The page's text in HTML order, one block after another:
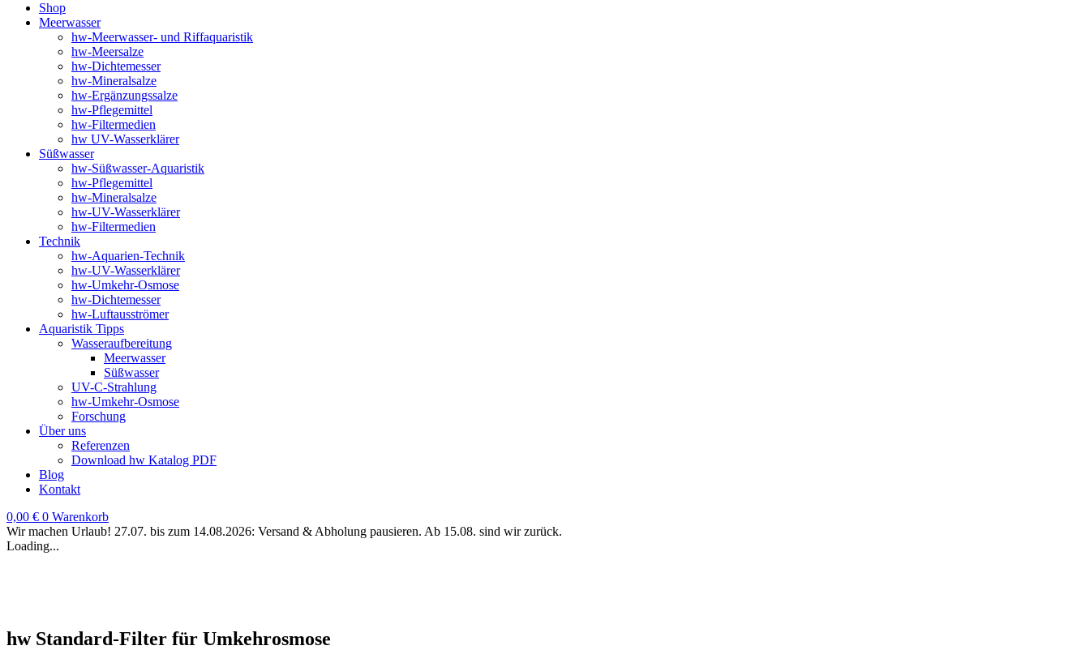
Shop
Meerwasser
hw-Meerwasser- und Riffaquaristik
hw-Meersalze
hw-Dichtemesser
hw-Mineralsalze
hw-Ergänzungssalze
hw-Pflegemittel
hw-Filtermedien
hw UV-Wasserklärer
Süßwasser
hw-Süßwasser-Aquaristik
hw-Pflegemittel
hw-Mineralsalze
hw-UV-Wasserklärer
hw-Filtermedien
Technik
hw-Aquarien-Technik
hw-UV-Wasserklärer
hw-Umkehr-Osmose
hw-Dichtemesser
hw-Luftausströmer
Aquaristik Tipps
Wasseraufbereitung
Meerwasser
Süßwasser
UV-C-Strahlung
hw-Umkehr-Osmose
Forschung
Über uns
Referenzen
Download hw Katalog PDF
Blog
Kontakt
0,00 € 0 Warenkorb
Wir machen Urlaub! 27.07. bis zum 14.08.2026: Versand & Abholung pausieren. Ab 15.08. sind wir zurück.
Loading...
hw Standard-Filter für Umkehrosmose